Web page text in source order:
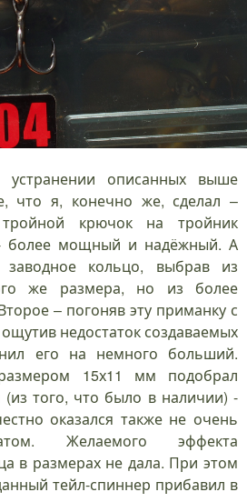
устранении описанных выше
что я, конечно же, сделал –
крючок на тройник
более мощный и надёжный. А
кольцо, выбрав из
же размера, но из более
– погоняв эту приманку с
недостаток создаваемых
его на немного больший.
15х11 мм подобрал
того, что было в наличии) -
оказался также не очень
Желаемого эффекта
в размерах не дала. При этом
тейл-спиннер прибавил в